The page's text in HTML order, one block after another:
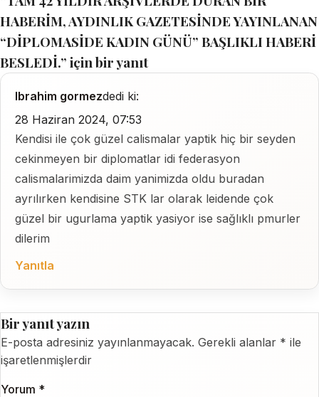
HABERİM, AYDINLIK GAZETESİNDE YAYINLANAN
“DİPLOMASİDE KADIN GÜNÜ” BAŞLIKLI HABERİ
BESLEDİ.” için bir yanıt
Ibrahim gormezdedi ki:
28 Haziran 2024, 07:53
Kendisi ile çok güzel calismalar yaptik hiç bir seyden
cekinmeyen bir diplomatlar idi federasyon
calismalarimizda daim yanimizda oldu buradan
ayrılırken kendisine STK lar olarak leidende çok
güzel bir ugurlama yaptik yasiyor ise sağlıklı pmurler
dilerim
Yanıtla
Bir yanıt yazın
E-posta adresiniz yayınlanmayacak. Gerekli alanlar * ile
işaretlenmişlerdir
Yorum *